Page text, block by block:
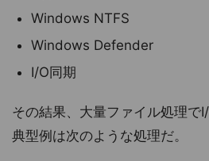
Windows NTFS
Windows Defender
I/O同期
その結果、大量ファイル処理で
典型例は次のような処理だ。